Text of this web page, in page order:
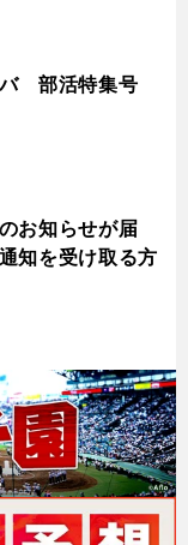
バ 部活特集号
お知らせが届
知を受け取る方